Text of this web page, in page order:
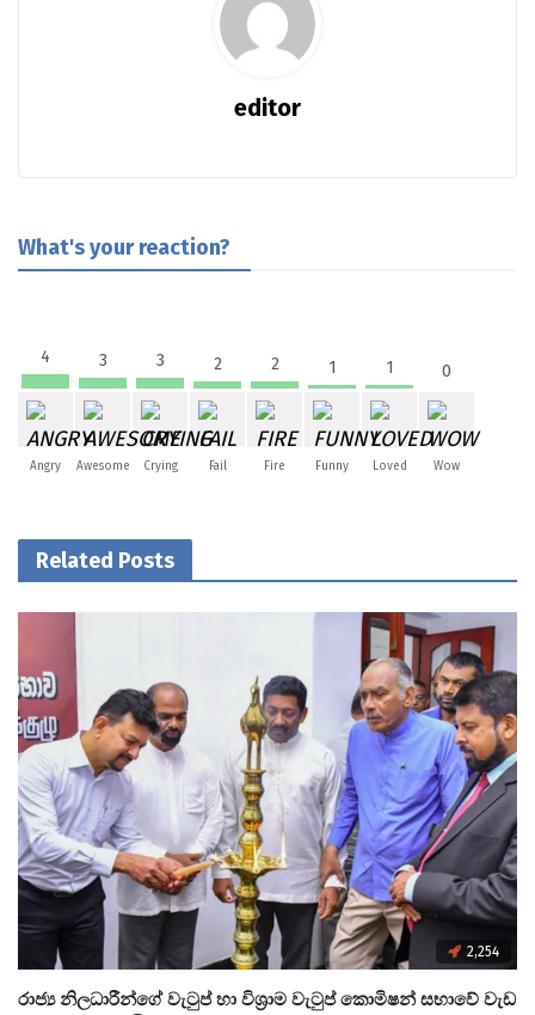
editor
What's your reaction?
4
Angry
3
Awesome
3
Crying
2
Fail
2
Fire
1
Funny
1
Loved
0
Wow
Related Posts
2,254
රාජ්‍ය නිලධාරීන්ගේ වැටුප් හා විශ්‍රාම වැටුප් කොමිෂන් සභාවේ වැඩ